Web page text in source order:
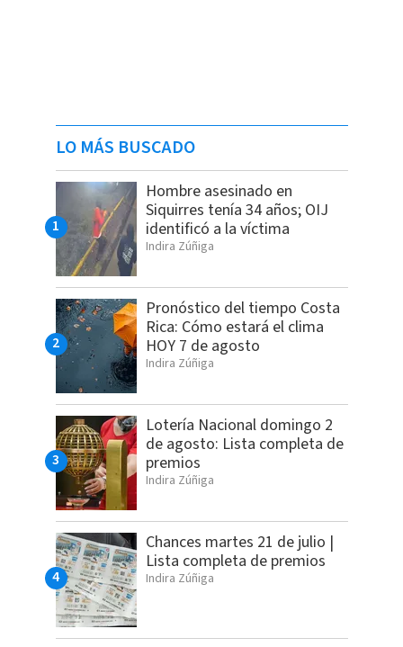
LO MÁS BUSCADO
Hombre asesinado en
Siquirres tenía 34 años; OIJ
identificó a la víctima
Indira Zúñiga
Pronóstico del tiempo Costa
Rica: Cómo estará el clima
HOY 7 de agosto
Indira Zúñiga
Lotería Nacional domingo 2
de agosto: Lista completa de
premios
Indira Zúñiga
Chances martes 21 de julio |
Lista completa de premios
Indira Zúñiga